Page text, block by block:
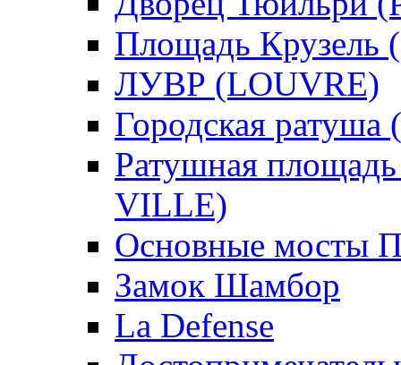
Площадь Крузель
ЛУВР (LOUVRE)
Городская
Ратушная
VILLE)
Основные мосты
Замок Шамбор
La Defense